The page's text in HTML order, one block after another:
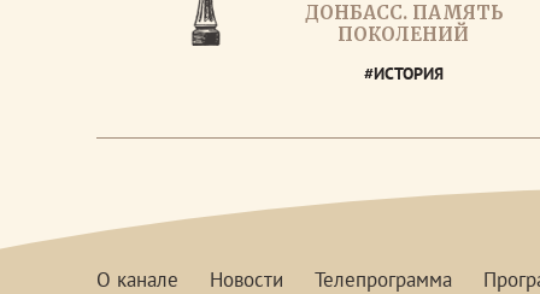
ДОНБАСС. ПАМЯТЬ
ПОКОЛЕНИЙ
#ИСТОРИЯ
О канале Новости Телепрограмма